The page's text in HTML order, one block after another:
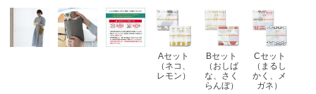
Aセット
（ネコ、
レモン）
Bセット
（おしば
な、さく
らんぼ）
Cセット
（まるし
かく、メ
ガネ）